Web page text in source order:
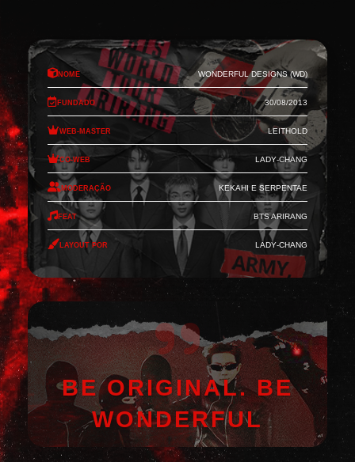
Nome Wonderful Designs (WD)
Fundado 30/08/2013
Web-Master Leithold
Co-Web Lady-Chang
Moderação Kekahi e Serpentae
Feat BTS Arirang
Layout por Lady-Chang
BE ORIGINAL. BE
WONDERFUL